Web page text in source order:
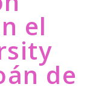
el
de